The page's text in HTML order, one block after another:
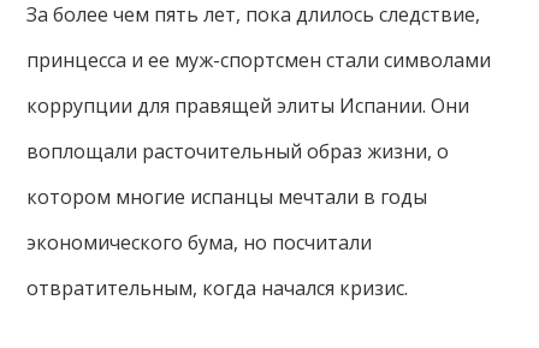
За более чем пять лет, пока длилось следствие,
принцесса и ее муж-спортсмен стали символами
коррупции для правящей элиты Испании. Они
воплощали расточительный образ жизни, о
котором многие испанцы мечтали в годы
экономического бума, но посчитали
отвратительным, когда начался кризис.